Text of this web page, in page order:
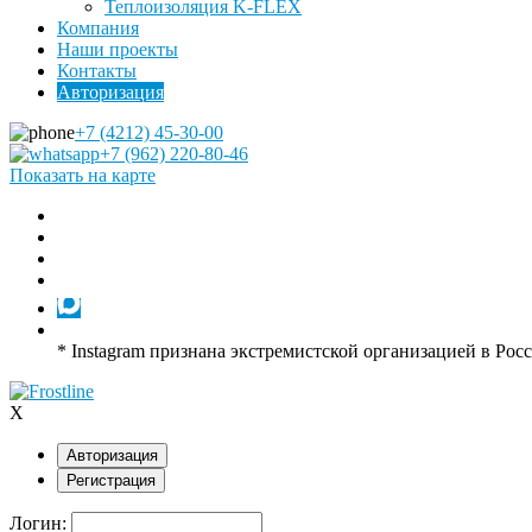
Теплоизоляция K-FLEX
Компания
Наши проекты
Контакты
Авторизация
+7 (4212) 45-30-00
+7 (962) 220-80-46
Показать на карте
* Instagram признана экстремистской организацией в
X
Авторизация
Регистрация
Логин: